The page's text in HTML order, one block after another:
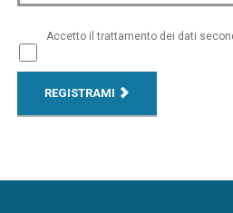
Accetto il trattamento dei dati
REGISTRAMI